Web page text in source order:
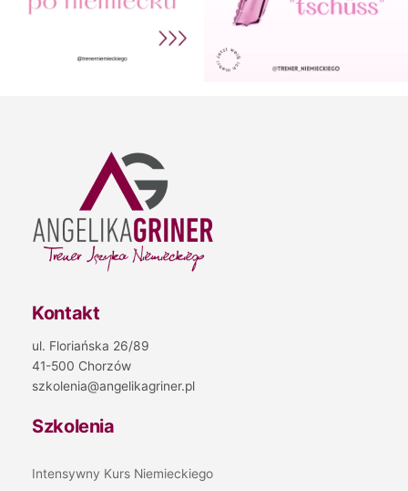
Kontakt
ul. Floriańska 26/89
41-500 Chorzów
szkolenia@angelikagriner.pl
Szkolenia
Intensywny Kurs Niemieckiego